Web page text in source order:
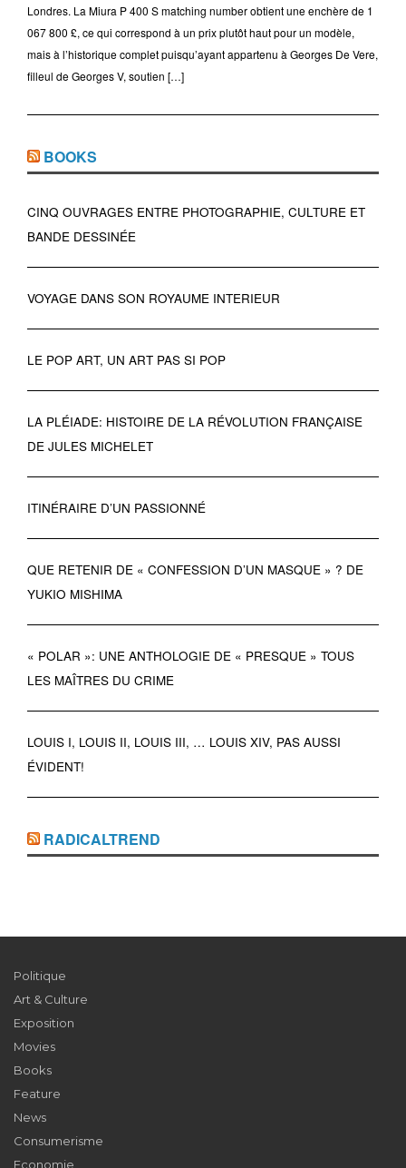
Londres. La Miura P 400 S matching number obtient une enchère de 1
067 800 £, ce qui correspond à un prix plutôt haut pour un modèle,
mais à l’historique complet puisqu’ayant appartenu à Georges De Vere,
filleul de Georges V, soutien […]
BOOKS
CINQ OUVRAGES ENTRE PHOTOGRAPHIE, CULTURE ET
BANDE DESSINÉE
VOYAGE DANS SON ROYAUME INTERIEUR
LE POP ART, UN ART PAS SI POP
LA PLÉIADE: HISTOIRE DE LA RÉVOLUTION FRANÇAISE
DE JULES MICHELET
ITINÉRAIRE D’UN PASSIONNÉ
QUE RETENIR DE « CONFESSION D’UN MASQUE » ? DE
YUKIO MISHIMA
« POLAR »: UNE ANTHOLOGIE DE « PRESQUE » TOUS
LES MAÎTRES DU CRIME
LOUIS I, LOUIS II, LOUIS III, … LOUIS XIV, PAS AUSSI
ÉVIDENT!
RADICALTREND
Politique
Art & Culture
Exposition
Movies
Books
Feature
News
Consumerisme
Economie